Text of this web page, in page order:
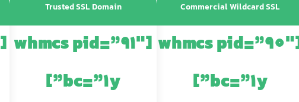
Commercial Wildcard SSL
[whmcs pid=”90″
bc=”1y”]
Trusted SSL Domain
[whmcs pid=”91″
bc=”1y”]